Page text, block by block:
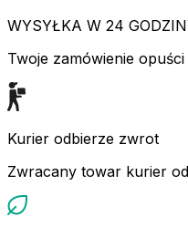
WYSYŁKA W 24
Twoje zamówienie
Kurier odbierze zwrot
Zwracany towar kurier